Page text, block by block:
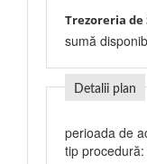
Trezoreria de
sumă
Detalii plan
perioada de
tip procedură: